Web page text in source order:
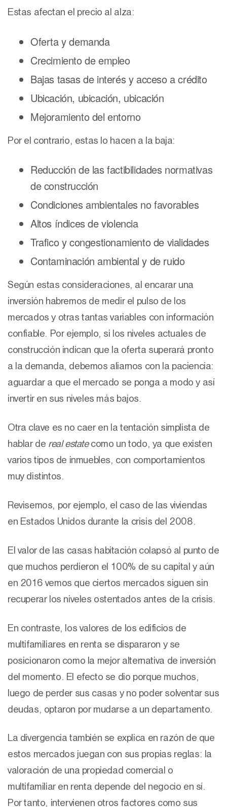
Estas afectan el precio al alza:
Oferta y demanda
Crecimiento de empleo
Bajas tasas de interés y acceso a crédito
Ubicación, ubicación, ubicación
Mejoramiento del entorno
Por el contrario, estas lo hacen a la baja:
Reducción de las factibilidades normativas
de construcción
Condiciones ambientales no favorables
Altos índices de violencia
Trafico y congestionamiento de vialidades
Contaminación ambiental y de ruido
Según estas consideraciones, al encarar una
inversión habremos de medir el pulso de los
mercados y otras tantas variables con información
confiable. Por ejemplo, si los niveles actuales de
construcción indican que la oferta superará pronto
a la demanda, debemos aliarnos con la paciencia:
aguardar a que el mercado se ponga a modo y así
invertir en sus niveles más bajos.
Otra clave es no caer en la tentación simplista de
hablar de real estatecomo un todo, ya que existen
varios tipos de inmuebles, con comportamientos
muy distintos.
Revisemos, por ejemplo, el caso de las viviendas
en Estados Unidos durante la crisis del 2008.
El valor de las casas habitación colapsó al punto de
que muchos perdieron el 100% de su capital y aún
en 2016 vemos que ciertos mercados siguen sin
recuperar los niveles ostentados antes de la crisis.
En contraste, los valores de los edificios de
multifamiliares en renta se dispararon y se
posicionaron como la mejor alternativa de inversión
del momento. El efecto se dio porque muchos,
luego de perder sus casas y no poder solventar sus
deudas, optaron por mudarse a un departamento.
La divergencia también se explica en razón de que
estos mercados juegan con sus propias reglas: la
valoración de una propiedad comercial o
multifamiliar en renta depende del negocio en sí.
Por tanto, intervienen otros factores como sus